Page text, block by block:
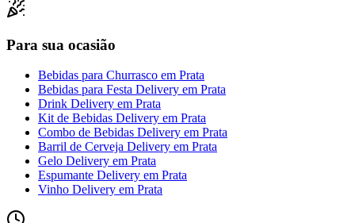
Para sua ocasião
Bebidas para Churrasco em Prata
Bebidas para Festa Delivery em Prata
Drink Delivery em Prata
Kit de Bebidas Delivery em Prata
Combo de Bebidas Delivery em Prata
Barril de Cerveja Delivery em Prata
Gelo Delivery em Prata
Espumante Delivery em Prata
Vinho Delivery em Prata